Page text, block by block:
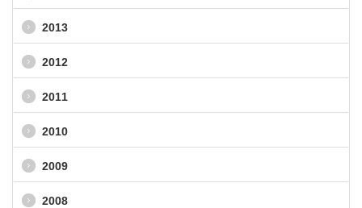
2013
2012
2011
2010
2009
2008